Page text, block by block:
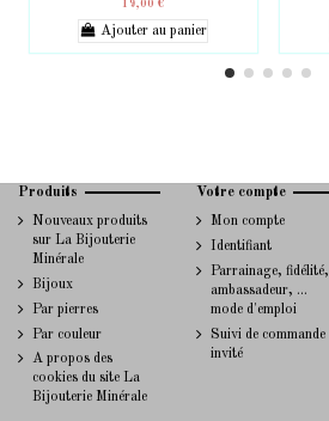
19,00 €
Ajouter au panier
Produits
Nouveaux produits
sur La Bijouterie
Minérale
Bijoux
Par pierres
Par couleur
A propos des
cookies du site La
Bijouterie Minérale
Votre compte
Mon compte
Identifiant
Parrainage, fidélité,
ambassadeur, ...
mode d'emploi
Suivi de commande
invité